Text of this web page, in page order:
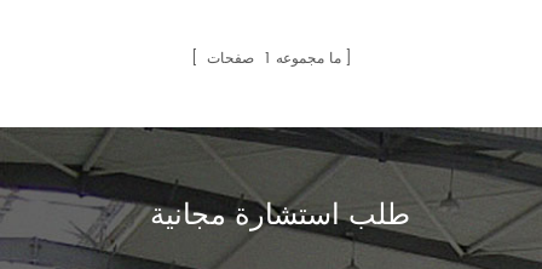
استخدامًا. مناسبة لجميع أنواع
ما مجموعه 1 صفحات
طلب استشارة مجانية